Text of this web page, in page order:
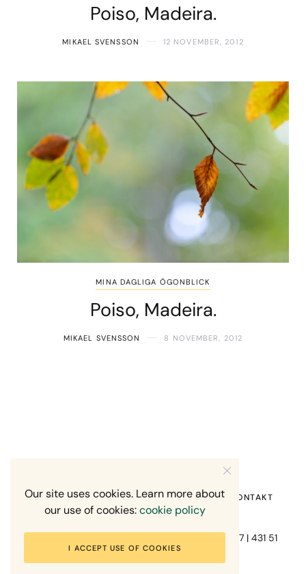
Poiso, Madeira.
MIKAEL SVENSSON 12 NOVEMBER, 2012
MINA DAGLIGA ÖGONBLICK
Poiso, Madeira.
MIKAEL SVENSSON 8 NOVEMBER, 2012
Fotograf Mikael Svensson | Gundefjällsgatan 407 | 431 51
Mölndal | +46-70-7671863
HEM OM MIG RECENSION OM MIG KONTAKT
Our site uses cookies. Learn more about
our use of cookies:cookie policy
I ACCEPT USE OF COOKIES